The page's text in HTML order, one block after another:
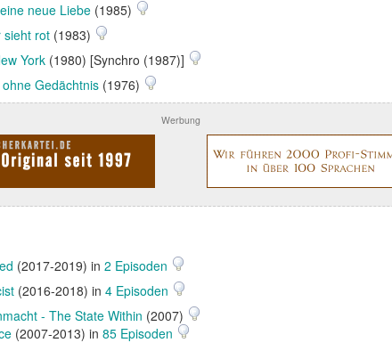
neue Liebe (1985)
sieht rot (1983)
York (1980) [Synchro (1987)]
Gedächtnis (1976)
Werbung
(2017-2019) in 2 Episoden
(2016-2018) in 4 Episoden
- The State Within (2007)
(2007-2013) in 85 Episoden